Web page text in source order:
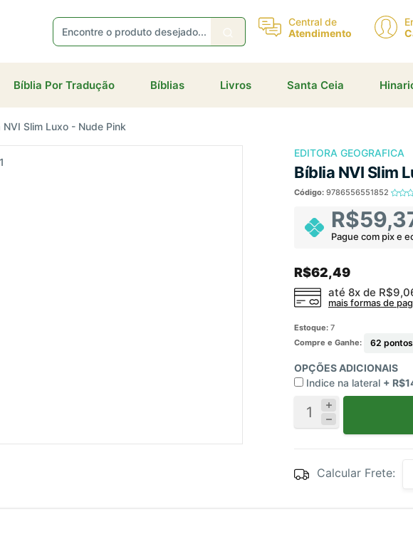
Central de
Atendimento
Bíblia Por Tradução Bíblias Livros Santa Ceia
NVI Slim Luxo - Nude Pink
EDITORA GEOGRAFICA
Bíblia NVI Slim
Código: 9786556551852
Pague com pix e
R$62,49
até 8x de
mais formas de
Estoque: 7
Compre e Ganhe:
62
OPÇÕES ADICIONAIS
Indice na lateral +
Calcular Frete:
Receba ofertas e descontos exclusivos